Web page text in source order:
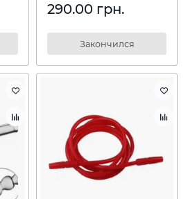
290.00 грн.
Закончился